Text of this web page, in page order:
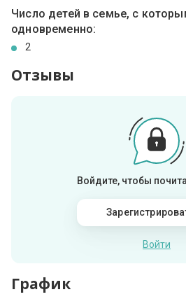
Число детей в семье, с
одновременно:
2
Отзывы
Войдите, чтобы
Войти
График